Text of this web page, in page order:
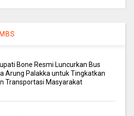
Bone Resmi Luncurkan Bus
Arung Palakka untuk Tingkatkan
Transportasi Masyarakat